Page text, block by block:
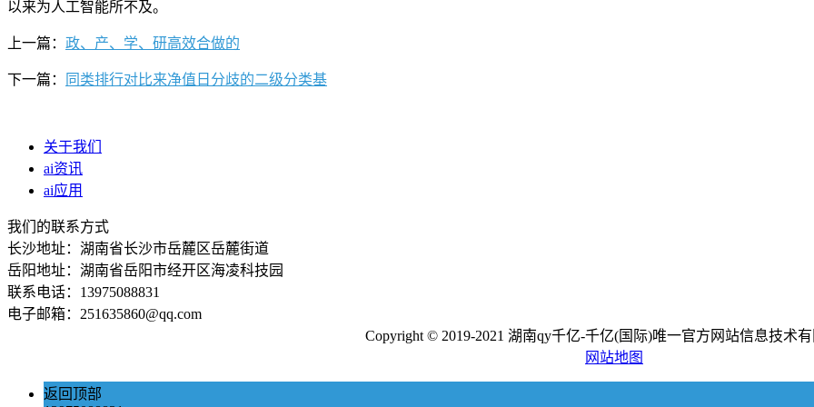
以来为人工智能所不及。
上一篇： 政、产、学、研高效合做的
下一篇： 同类排行对比来净值日分歧的二级分类基
关于我们
ai资讯
ai应用
我们的联系方式
长沙地址：湖南省长沙市岳麓区岳麓街道
岳阳地址：湖南省岳阳市经开区海凌科技园
联系电话：13975088831
电子邮箱：251635860@qq.com
Copyright © 2019-2021 湖南qy千亿-千亿(国际)唯一官方网站信息技术有
网站地图
返回顶部